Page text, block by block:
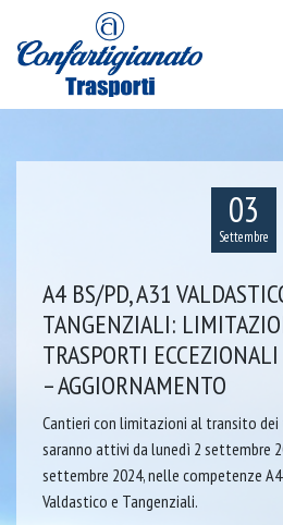
03
Settembre
A4 BS/PD, A31
TANGENZIALI:
TRASPORTI
– AGGIORNAMENTO
Cantieri con limitazioni al transito
saranno attivi da lunedì 2 settembre
settembre 2024, nelle competenze
Valdastico e Tangenziali.